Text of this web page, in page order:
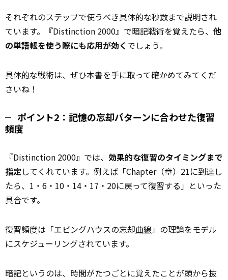
それぞれのステップで使うべき具体的な秒数まで説明され
ています。『Distinction 2000』で暗記戦術を覚えたら、 他
の単語帳を使う際にも応用が効く でしょう。
具体的な戦術は、ぜひ本書を手に取って確かめてみてくだ
さいね！
ポイント2：記憶の忘却パターンに合わせた復習
頻度
『Distinction 2000』では、 効果的な復習のタイミングまで
指定してくれています。例えば「Chapter（章）21に到達し
たら、1・6・10・14・17・20に戻って復習する」といった
具合です。
復習頻度は「エビングハウスの忘却曲線 」の理論をモデル
にスケジューリングされています。
暗記というのは、時間がたつごとに覚えたことが頭から抜